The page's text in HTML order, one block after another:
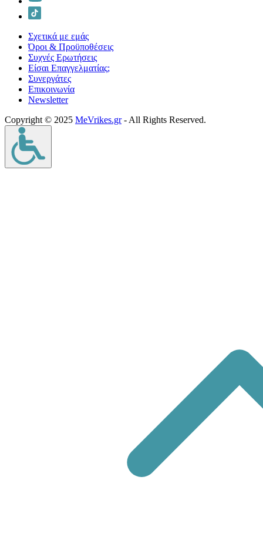
Σχετικά με εμάς
Όροι & Προϋποθέσεις
Συχνές Ερωτήσεις
Είσαι Επαγγελματίας;
Συνεργάτες
Επικοινωνία
Νewsletter
Copyright © 2025 MeVrikes.gr- All Rights Reserved.